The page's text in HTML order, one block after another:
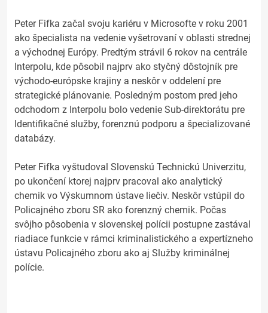
Peter Fifka začal svoju kariéru v Microsofte v roku 2001
ako špecialista na vedenie vyšetrovaní v oblasti strednej
a východnej Európy. Predtým strávil 6 rokov na centrále
Interpolu, kde pôsobil najprv ako styčný dôstojník pre
východo-európske krajiny a neskôr v oddelení pre
strategické plánovanie. Posledným postom pred jeho
odchodom z Interpolu bolo vedenie Sub-direktorátu pre
Identifikačné služby, forenznú podporu a špecializované
databázy.
Peter Fifka vyštudoval Slovenskú Technickú Univerzitu,
po ukončení ktorej najprv pracoval ako analytický
chemik vo Výskumnom ústave liečiv. Neskôr vstúpil do
Policajného zboru SR ako forenzný chemik. Počas
svôjho pôsobenia v slovenskej polícii postupne zastával
riadiace funkcie v rámci kriminalistického a expertízneho
ústavu Policajného zboru ako aj Služby kriminálnej
polície.